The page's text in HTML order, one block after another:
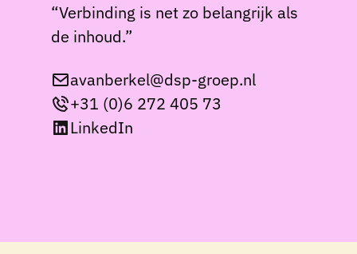
“Verbinding is net zo belangrijk als
de inhoud.”
avanberkel@dsp-groep.nl
+31 (0)6 272 405 73
LinkedIn